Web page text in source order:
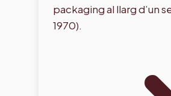
packaging al llarg d’un
1970).